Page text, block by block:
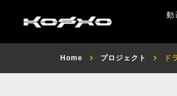
動
Home プロジェクト ド